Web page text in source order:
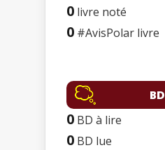
0 livre noté
0 #AvisPolar livre
BD
0 BD à lire
0 BD lue